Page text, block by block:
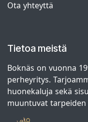
Ota yhteyttä
Tietoa meistä
Boknäs on vuonna
perheyritys.
huonekaluja sekä
muuntuvat tarpeiden